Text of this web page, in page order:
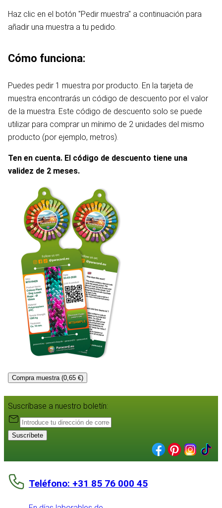
Haz clic en el botón "Pedir muestra" a continuación para
añadir una muestra a tu pedido.
Cómo funciona:
Puedes pedir 1 muestra por producto. En la tarjeta de
muestra encontrarás un código de descuento por el valor
de la muestra. Este código de descuento solo se puede
utilizar para comprar un mínimo de 2 unidades del mismo
producto (por ejemplo, metros).
Ten en cuenta. El código de descuento tiene una
validez de 2 meses.
Compra muestra (0,65 €)
Suscríbase a nuestro boletín:
Suscríbete
Teléfono: +31 85 76 000 45